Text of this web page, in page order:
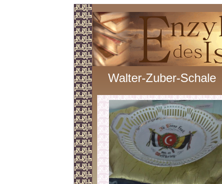
Walter-Zuber-Schale